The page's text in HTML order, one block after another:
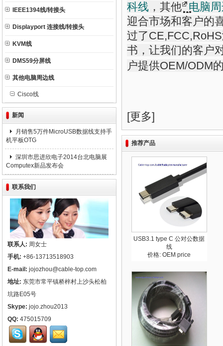
IEEE1394线/转接头
Displayport 连接线/转接头
KVM线
DMS59分屏线
其他电脑周边线
Cisco线
新闻
月销售5万件MicroUSB数据线支持手
机平板OTG
深圳市思进欣电子2014台北电脑展
Computex新品发布会
联系我们
联系人: 周女士
手机: +86-13713518903
E-mail: jojozhou@cable-top.com
地址: 东莞市常平镇桥梓村上沙头松柏
坑路E05号
Skype: jojo.zhou2013
QQ: 475015709
科线 ，其他 电脑
迎合市场和客户的
过了
书，让我们的客户
户提供OEM/ODM
[更多]
推荐产品
USB3.1 type C 公对公数据
线
价格: OEM price